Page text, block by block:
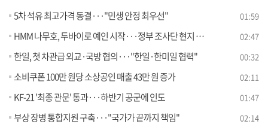
5차 석유 최고가격 동결···"민생 안정 최우선" 01:59
HMM 나무호, 두바이로 예인 시작···정부 조사단 현지 도착 [뉴스의 맥] 02:47
한일, 첫 차관급 외교·국방 협의···"한일·한미일 협력" 00:32
소비쿠폰 100만 원당 소상공인 매출 43만 원 증가 02:11
KF-21 '최종 관문' 통과···하반기 공군에 인도 01:47
부상 장병 통합지원 구축···"국가가 끝까지 책임" 02:14